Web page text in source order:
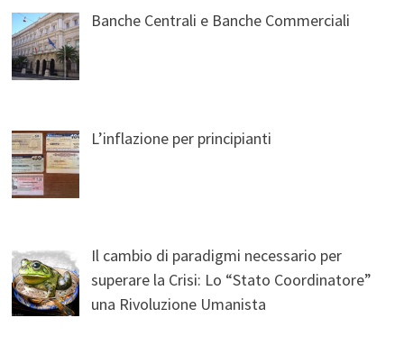
Banche Centrali e Banche Commerciali
L’inflazione per principianti
Il cambio di paradigmi necessario per
superare la Crisi: Lo “Stato Coordinatore”
una Rivoluzione Umanista